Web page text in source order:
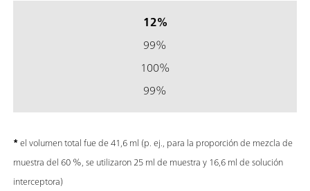
12%
99%
100%
99%
*el volumen total fue de 41,6 ml (p. ej., para la proporción de mezcla de
muestra del 60 %, se utilizaron 25 ml de muestra y 16,6 ml de solución
interceptora)